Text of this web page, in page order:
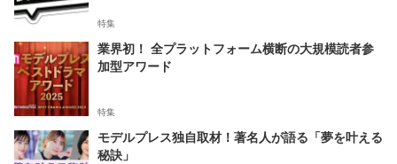
特集
業界初！ 全プラットフォーム横断の大規模読者参
加型アワード
特集
モデルプレス独自取材！著名人が語る「夢を叶える
秘訣」